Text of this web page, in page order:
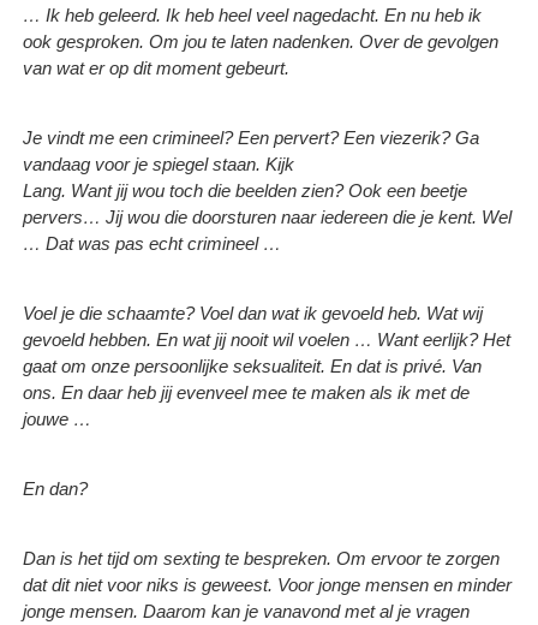
… Ik heb geleerd. Ik heb heel veel nagedacht. En nu heb ik
ook gesproken. Om jou te laten nadenken. Over de gevolgen
van wat er op dit moment gebeurt.
Je vindt me een crimineel? Een pervert? Een viezerik? Ga
vandaag voor je spiegel staan. Kijk
Lang. Want jij wou toch die beelden zien? Ook een beetje
pervers… Jij wou die doorsturen naar iedereen die je kent. Wel
… Dat was pas echt crimineel …
Voel je die schaamte? Voel dan wat ik gevoeld heb. Wat wij
gevoeld hebben. En wat jij nooit wil voelen … Want eerlijk? Het
gaat om onze persoonlijke seksualiteit. En dat is privé. Van
ons. En daar heb jij evenveel mee te maken als ik met de
jouwe …
En dan?
Dan is het tijd om sexting te bespreken. Om ervoor te zorgen
dat dit niet voor niks is geweest. Voor jonge mensen en minder
jonge mensen. Daarom kan je vanavond met al je vragen